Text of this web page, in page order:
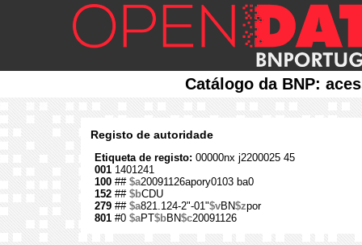
Catálogo da BNP:
Registo de autoridade
Etiqueta de registo: 00000nx j2200025 45
001 1401241
100 ## $a20091126apory0103 ba0
152 ## $bCDU
279 ## $a821.124-2"-01"$vBN$zpor
801 #0 $aPT$bBN$c20091126